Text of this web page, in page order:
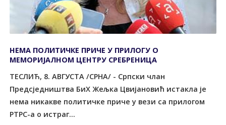
НЕМА ПОЛИТИЧКЕ ПРИЧЕ У ПРИЛОГУ О
МЕМОРИЈАЛНОМ ЦЕНТРУ СРЕБРЕНИЦА
ТЕСЛИЋ, 8. АВГУСТА /СРНА/ - Српски члан
Предсједништва БиХ Жељка Цвијановић истакла је
нема никакве политичке приче у вези са прилогом
РТРС-а о истраг...